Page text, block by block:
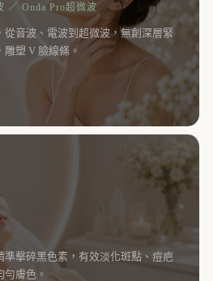
／ Onda Pro超微波
從音波、電波到超微波，無創深層緊
塑 V 臉線條。
準擊碎黑色素，有效淡化斑點、痘疤
膚色。